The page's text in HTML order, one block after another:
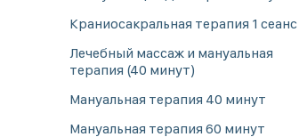
Краниосакральная терапия 1 сеанс
Лечебный массаж и мануальная
терапия (40 минут)
Мануальная терапия 40 минут
Мануальная терапия 60 минут